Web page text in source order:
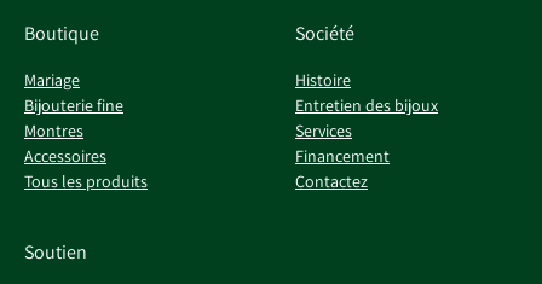
Boutique
Mariage
Bijouterie fine
Montres
Accessoires
Tous les produits
Société
Histoire
Entretien des bijoux
Services
Financement
Contactez
Soutien